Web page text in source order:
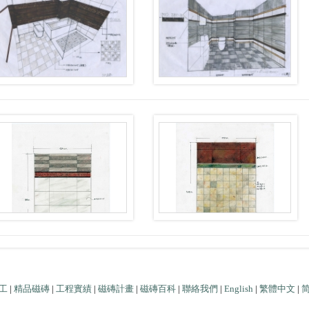
| 精品磁磚 | 工程實績 | 磁磚計畫 | 磁磚百科 | 聯絡我們 | English | 繁體中文 |